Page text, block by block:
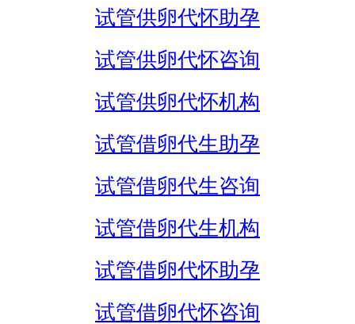
试管供卵代怀助孕
试管供卵代怀咨询
试管供卵代怀机构
试管借卵代生助孕
试管借卵代生咨询
试管借卵代生机构
试管借卵代怀助孕
试管借卵代怀咨询